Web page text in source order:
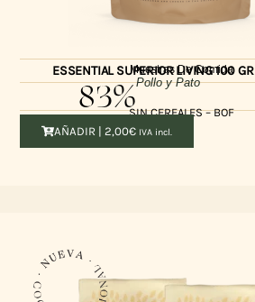
Muestras De Comida
ESSENTIAL SUPERIOR LIVING 100 GR
83%Pollo y Pato
SIN CEREALES – BOF
AÑADIR | 2,00€ IVA incl.